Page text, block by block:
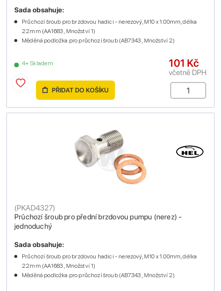
4+ Skladem
Sada obsahuje:
Průchozí šroub pro brzdovou hadici - nerezový, M10 x 1.00mm, délka
22mm (AA1683 , Množství 1)
Měděná podložka pro průchozí šroub (AB7343 , Množství 2)
101 Kč
včetně DPH
PŘIDAT DO KOŠÍKU
Průchozí šroub pro přední brzdovou pumpu (nerez) -
jednoduchý
(PKAD4327)
Sada obsahuje:
Průchozí šroub pro brzdovou hadici - nerezový, M10 x 1.00mm, délka
22mm (AA1683 , Množství 1)
Měděná podložka pro průchozí šroub (AB7343 , Množství 2)